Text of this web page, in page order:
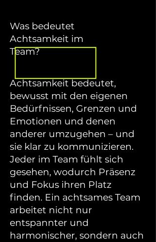
Achtsamkeit bedeutet,
bewusst mit den eigenen
Bedürfnissen, Grenzen und
Emotionen und denen
anderer umzugehen – und
sie klar zu kommunizieren.
Jeder im Team fühlt sich
gesehen, wodurch Präsenz
und Fokus ihren Platz
finden. Ein achtsames Team
arbeitet nicht nur
entspannter und
harmonischer, sondern auch
Was bedeutet
Achtsamkeit im
Team?